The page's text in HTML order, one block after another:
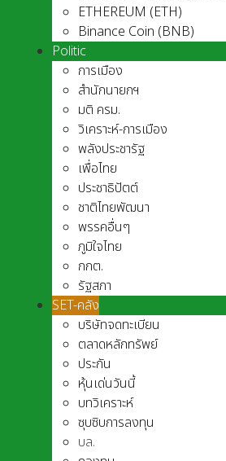
ETHEREUM (ETH)
Binance Coin (BNB)
Politic
การเมือง
สำนักนายกฯ
มติ ครม.
วิเคราะห์-การเมือง
พลังประชารัฐ
เพื่อไทย
ประชาธิปัตต์
ชาติไทยพัฒนา
พรรคอื่นๆ
ภูมิใจไทย
กกต.
รัฐสภา
SET-คลัง
บริษัทจดทะเบียน
ตลาดหลักทรัพย์
ประกัน
หุ้นเด่นวันนี้
บทวิเคราะห์
ซุบซิบการลงทุน
บล.